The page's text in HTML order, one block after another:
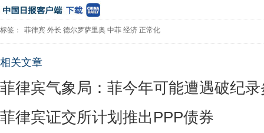
标签： 菲律宾 外长 德尔罗萨里奥 中菲 经济 正常化
相关文章
菲律宾气象局：菲今年可能遭遇破纪
菲律宾证交所计划推出PPP债券